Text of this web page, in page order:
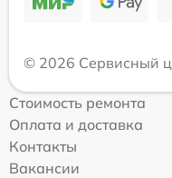
© 2026 Сервисный
Стоимость ремонта
Оплата и доставка
Контакты
Вакансии